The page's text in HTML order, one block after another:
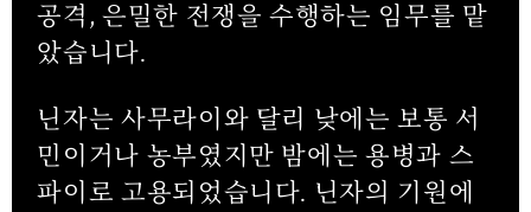
공격, 은밀한 전쟁을 수행하는 임무를 맡
았습니다.
닌자는 사무라이와 달리 낮에는 보통 서
민이거나 농부였지만 밤에는 용병과 스
파이로 고용되었습니다. 닌자의 기원에